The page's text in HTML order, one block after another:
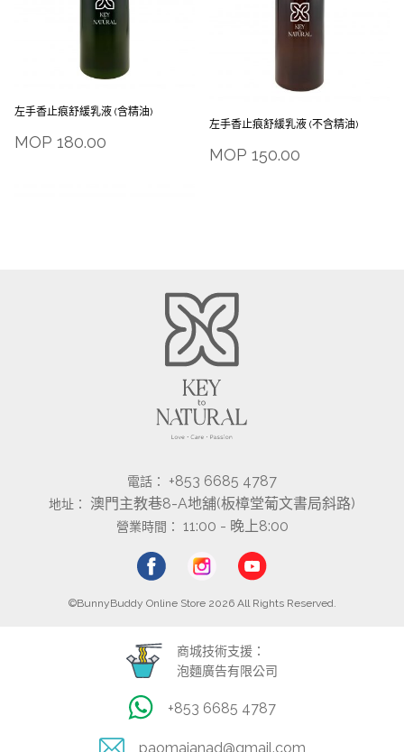
左手香止痕舒緩乳液 (含精油)
MOP 180.00
左手香止痕舒緩乳液 (不含精油)
MOP 150.00
電話： +853 6685 4787
地址： 澳門主教巷8-A地舖(板樟堂葡文書局斜路)
營業時間： 11:00 - 晚上8:00
©BunnyBuddy Online Store 2026 All Rights Reserved.
商城技術支援：
泡麵廣告有限公司
+853 6685 4787
paomaianad@gmail.com